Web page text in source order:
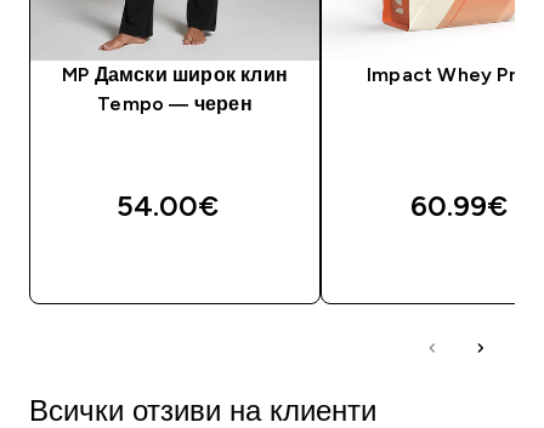
MP Дамски широк клин
Tempo — черен
54.00€‎
Impact Whey
60.99€‎
Всички отзиви на клиенти